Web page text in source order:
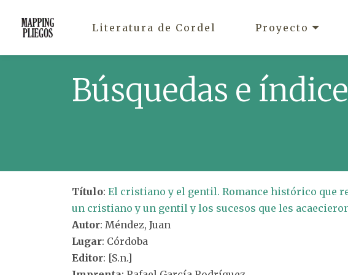
Literatura de Cordel Proyecto
Búsquedas e
Título: El cristiano y el gentil. Romance histórico que
un cristiano y un gentil y los sucesos que les
Autor: Méndez, Juan
Lugar: Córdoba
Editor: [S.n.]